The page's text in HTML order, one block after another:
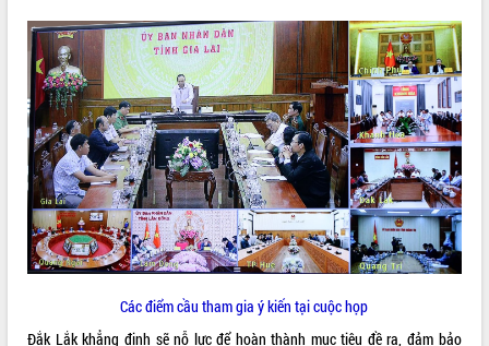
Quy hoạch và Xúc tiến đầu tư tỉnh Đắk
Lắk
Khơi thông điểm nghẽn, đẩy nhanh
giải ngân vốn khắc phục thiên tai
HĐND tỉnh thông qua điều chỉnh Quy
hoạch tỉnh thời kỳ 2021-2030
Hội thảo góp ý hồ sơ điều chỉnh quy
hoạch tỉnh Đắk Lắk thời kỳ 2021-2030,
tầm nhìn đến năm 2050
Nâng cao hiệu quả hoạt động của các
doanh nghiệp nhà nước
Hội nghị triển khai kết nối mạngCác điểm cầu tham gia ý kiến tại cuộc họp
Đắk Lắk khẳng định sẽ nỗ lực để hoàn thành mục tiêu đề ra, đảm bảo